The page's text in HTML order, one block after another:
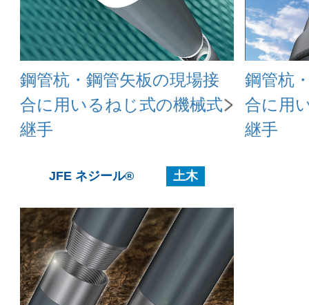
鋼管杭・鋼管矢板の現場接
合に用いるねじ式の機械式
継手
鋼管杭
合に用
継手
JFE ネジール® 土木